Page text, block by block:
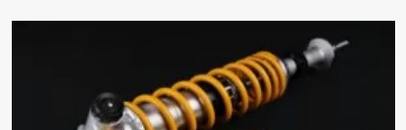
Neuron
นาม
ใน